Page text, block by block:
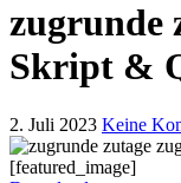
zugrunde
Skript &
2. Juli 2023 Keine
[featured_image]